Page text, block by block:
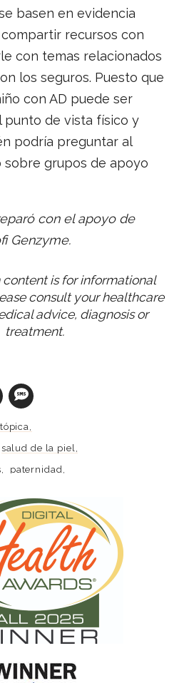
basen en evidencia
recursos con
con temas relacionados
los seguros. Puesto que
con AD puede ser
punto de vista físico y
podría preguntar al
sobre grupos de apoyo
con el apoyo de
Genzyme.
is for informational
consult your healthcare
advice, diagnosis or
treatment.
salud de la piel
paternidad